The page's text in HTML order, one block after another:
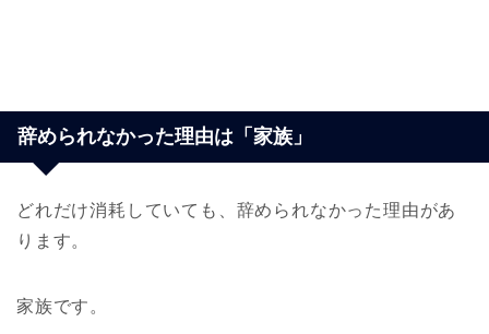
辞められなかった理由は「家族」
どれだけ消耗していても、辞められなかった理由があ
ります。
家族です。